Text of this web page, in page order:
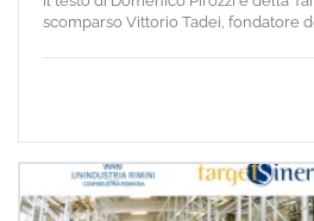
scomparso Vittorio Tadei, fondatore